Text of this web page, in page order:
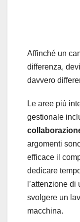
Affinché un
differenza,
davvero
Le aree più
gestionale
argomenti
efficace il
dedicare
l’attenzione
svolgere un
macchina.